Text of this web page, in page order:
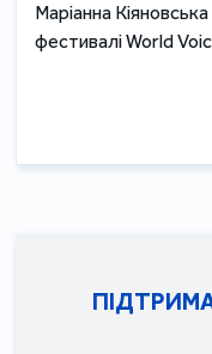
Маріанна
фестивалі World